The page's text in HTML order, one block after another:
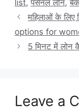
list, पर्सनल लोन,
महिलाओं के
options for
5 मिनट में लोन
Leave a